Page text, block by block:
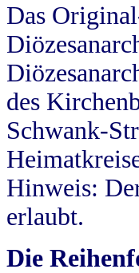
Das
des
Schwank-
Hinweis:
erlaubt.
Die